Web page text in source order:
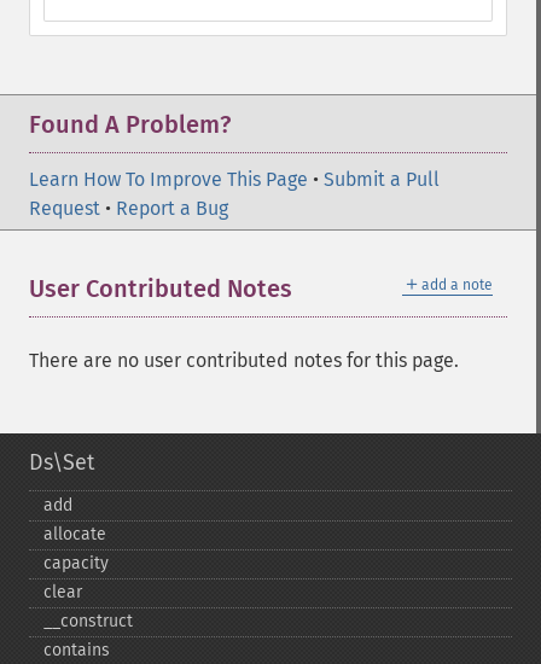
Found A Problem?
Learn How To Improve This Page • Submit a Pull
Request • Report a Bug
＋ add a note
User Contributed Notes
There are no user contributed notes for this page.
Ds\Set
add
allocate
capacity
clear
_​_​construct
contains